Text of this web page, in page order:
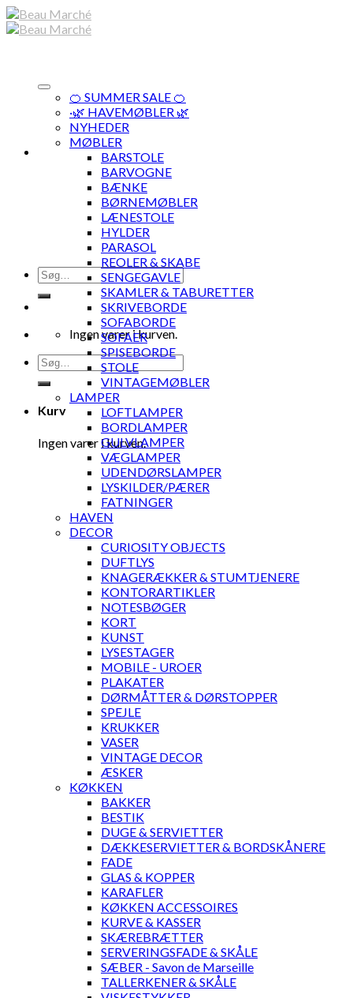
Skip
to
Søg
efter:
Ingen varer i kurven.
Søg
efter:
Kurv
Ingen varer i kurven.
🍊 SUMMER SALE 🍊
·🌿 HAVEMØBLER 🌿
NYHEDER
MØBLER
BARSTOLE
BARVOGNE
BÆNKE
BØRNEMØBLER
LÆNESTOLE
HYLDER
PARASOL
REOLER & SKABE
SENGEGAVLE
SKAMLER & TABURETTER
SKRIVEBORDE
SOFABORDE
SOFAER
SPISEBORDE
STOLE
VINTAGEMØBLER
LAMPER
LOFTLAMPER
BORDLAMPER
GULVLAMPER
VÆGLAMPER
UDENDØRSLAMPER
LYSKILDER/PÆRER
FATNINGER
HAVEN
DECOR
CURIOSITY OBJECTS
DUFTLYS
KNAGERÆKKER & STUMTJENERE
KONTORARTIKLER
NOTESBØGER
KORT
KUNST
LYSESTAGER
MOBILE - UROER
PLAKATER
DØRMÅTTER & DØRSTOPPER
SPEJLE
KRUKKER
VASER
VINTAGE DECOR
ÆSKER
KØKKEN
BAKKER
BESTIK
DUGE & SERVIETTER
DÆKKESERVIETTER & BORDSKÅNERE
FADE
GLAS & KOPPER
KARAFLER
KØKKEN ACCESSOIRES
KURVE & KASSER
SKÆREBRÆTTER
SERVERINGSFADE & SKÅLE
SÆBER - Savon de Marseille
TALLERKENER & SKÅLE